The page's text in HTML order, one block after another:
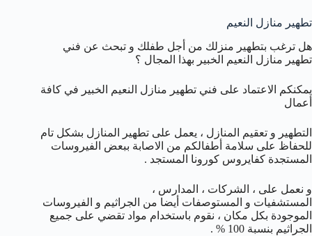
تطهير منازل النعيم
هل ترغب بتطهير منزلك من أجل طفلك و تبحث عن فني
تطهير منازل النعيم الخبير بهذا المجال ؟
يمكنكم الاعتماد على فني تطهير منازل النعيم الخبير في كافة
أعمال
التطهير و تعقيم المنازل ، يعمل على تطهير المنازل بشكل تام
للحفاظ على سلامة أطفالكم من الاصابة ببعض الفيروسات
المستجدة كفايروس كورونا المستجد .
و نعمل على ، الشركات ، المدارس ،
المستشفيات و المستوصفات أيضا من الجراثيم و الفيروسات
الموجودة بكل مكان ، نقوم باستخدام مواد تقضي على جميع
الجراثيم بنسبة 100 % .